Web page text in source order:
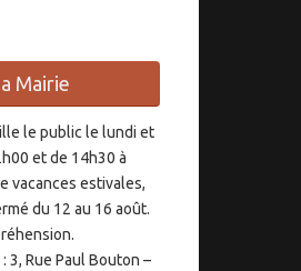
Mairie
le public le lundi et
et de 14h30 à
vacances estivales,
du 12 au 16 août.
3, Rue Paul Bouton –